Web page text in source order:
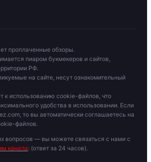
проплаченные обзоры.
пиаром букмекеров и сайтов,
РФ.
на сайте, несут ознакомительный
к использованию cookie-файлов, что
удобства в использовании. Если
то вы автоматически соглашаетесь на
файлов.
вопросов — вы можете связаться с нами с
канала: (ответ за 24 часов).